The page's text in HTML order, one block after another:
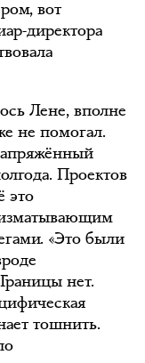
вот
директора
Лене, вполне
не помогал.
Проектов
это
«Это были
нет.
тошнить.